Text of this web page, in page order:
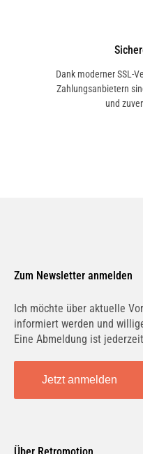
Dank moderner SSL-
Zahlungsanbietern
und
Zum Newsletter anmelden
Ich möchte über aktuelle
informiert werden und
Eine Abmeldung ist
Jetzt anmelden